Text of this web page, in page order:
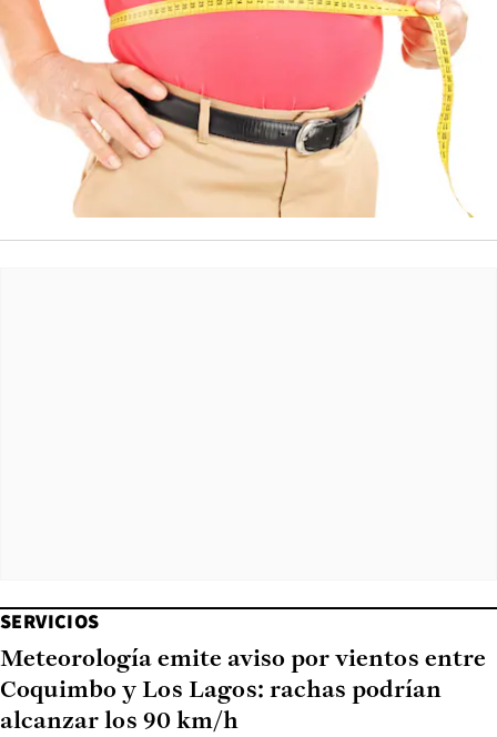
SERVICIOS
Meteorología emite aviso por vientos entre
Coquimbo y Los Lagos: rachas podrían
alcanzar los 90 km/h